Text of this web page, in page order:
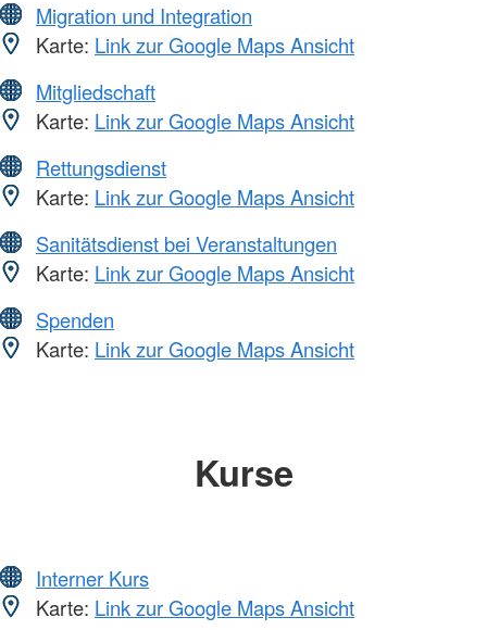
Migration und Integration
Karte: Link zur Google Maps Ansicht
Mitgliedschaft
Karte: Link zur Google Maps Ansicht
Rettungsdienst
Karte: Link zur Google Maps Ansicht
Sanitätsdienst bei Veranstaltungen
Karte: Link zur Google Maps Ansicht
Spenden
Karte: Link zur Google Maps Ansicht
Kurse
Interner Kurs
Karte: Link zur Google Maps Ansicht